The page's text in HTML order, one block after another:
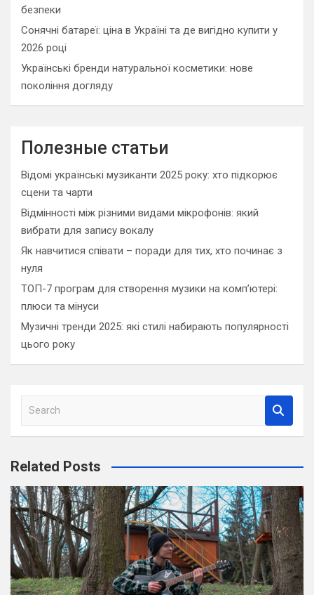
безпеки
Сонячні батареї: ціна в Україні та де вигідно купити у
2026 році
Українські бренди натуральної косметики: нове
покоління догляду
Полезные статьи
Відомі українські музиканти 2025 року: хто підкорює
сцени та чарти
Відмінності між різними видами мікрофонів: який
вибрати для запису вокалу
Як навчитися співати – поради для тих, хто починає з
нуля
ТОП-7 програм для створення музики на комп’ютері:
плюси та мінуси
Музичні тренди 2025: які стилі набирають популярності
цього року
a
c
h
Related Posts